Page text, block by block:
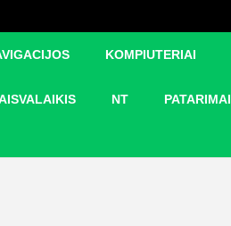
KOMPIUTERIAI
NT PATARIMAI